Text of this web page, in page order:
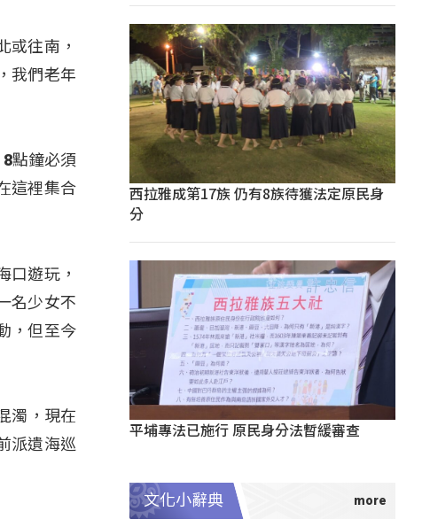
或往南，
我們老年
點鐘必須
這裡集合
口遊玩，
名少女不
，但至今
濁，現在
派遺海巡
西拉雅成第17族 仍有8族待獲法定原民身
分
平埔專法已施行 原民身分法暫緩審查
文化小辭典